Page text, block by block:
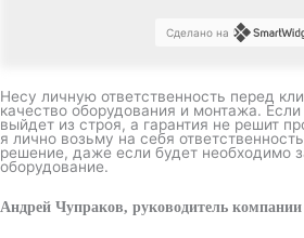
Сделано на
Несу личную ответственность перед
качество оборудования и монтажа.
выйдет из строя, а гарантия не решит
я лично возьму на себя
решение, даже если будет необходимо
оборудование.
Андрей Чупраков, руководитель компании